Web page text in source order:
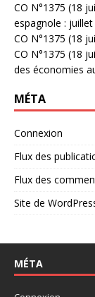
CO N°1375 (18
espagnole : juillet
CO N°1375 (18
CO N°1375 (18
des économies
MÉTA
Connexion
Flux des
Flux des
Site de
MÉTA